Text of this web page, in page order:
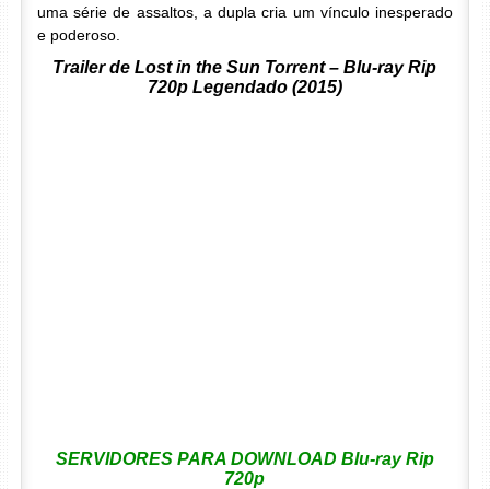
uma série de assaltos, a dupla cria um vínculo inesperado
e poderoso.
Trailer de Lost in the Sun Torrent – Blu-ray Rip
720p Legendado (2015)
SERVIDORES PARA DOWNLOAD Blu-ray Rip
720p